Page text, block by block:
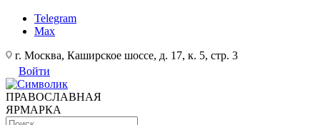
Telegram
Max
г. Москва, Каширское шоссе, д. 17, к. 5, стр. 3
Войти
ПРАВОСЛАВНАЯ
ЯРМАРКА